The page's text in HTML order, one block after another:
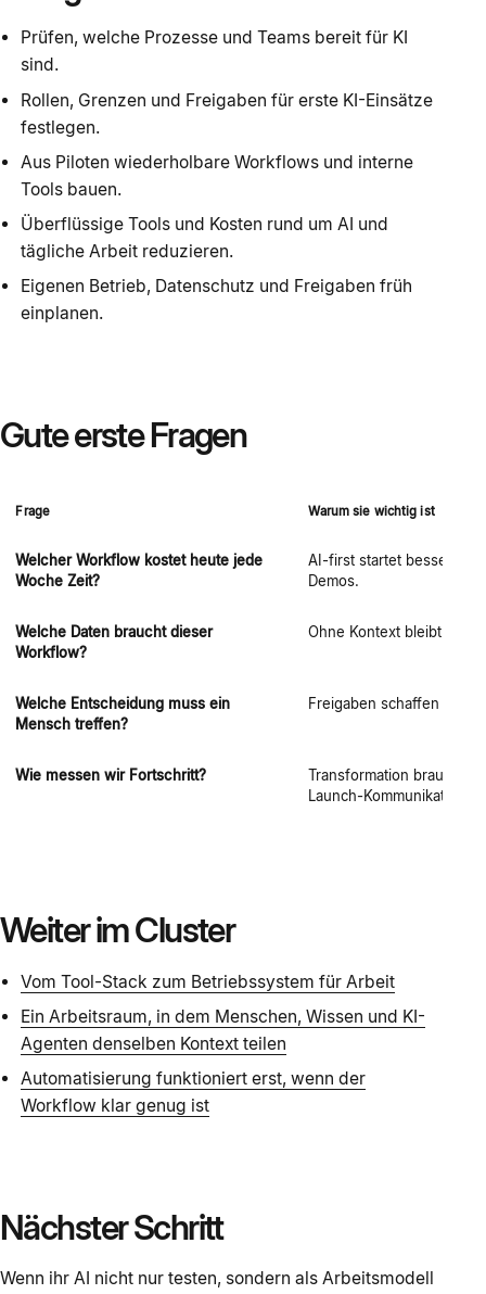
Prüfen, welche Prozesse und Teams bereit für KI
sind.
Rollen, Grenzen und Freigaben für erste KI-Einsätze
festlegen.
Aus Piloten wiederholbare Workflows und interne
Tools bauen.
Überflüssige Tools und Kosten rund um AI und
tägliche Arbeit reduzieren.
Eigenen Betrieb, Datenschutz und Freigaben früh
einplanen.
Gute erste Fragen
Frage Warum sie wichtig ist
Welcher Workflow kostet heute jede
Woche Zeit?
AI-first startet besser mit
Demos.
Welche Daten braucht dieser
Workflow?
Ohne Kontext bleibt AI
Welche Entscheidung muss ein
Mensch treffen?
Freigaben schaffen
Wie messen wir Fortschritt?
Transformation braucht
Launch-Kommunikation.
Weiter im Cluster
Vom Tool-Stack zum Betriebssystem für Arbeit
Ein Arbeitsraum, in dem Menschen, Wissen und KI-
Agenten denselben Kontext teilen
Automatisierung funktioniert erst, wenn der
Workflow klar genug ist
Nächster Schritt
Wenn ihr AI nicht nur testen, sondern als Arbeitsmodell